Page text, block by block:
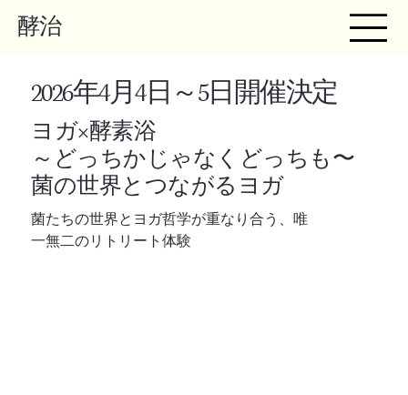
酵治
​2026年4月4日～5日開催決定
​ヨガ×酵素浴
～どっちかじゃなくどっちも〜
菌の世界とつながるヨガ
菌たちの世界とヨガ哲学が重なり合う、唯
一無二のリトリート体験